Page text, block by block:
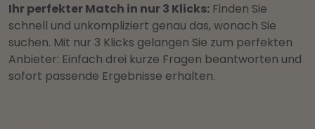
Ihr perfekter Match in nur 3 Klicks: Finden Sie
schnell und unkompliziert genau das, wonach Sie
suchen. Mit nur 3 Klicks gelangen Sie zum perfekten
Anbieter: Einfach drei kurze Fragen beantworten und
sofort passende Ergebnisse erhalten.